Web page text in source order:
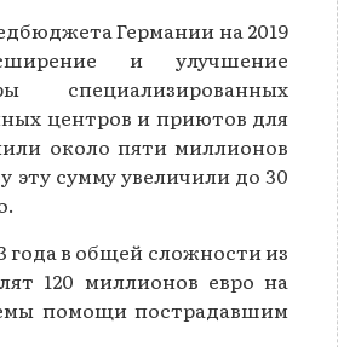
Германии на 2019
и улучшение
специализированных
центров и приютов для
около пяти миллионов
эту сумму увеличили до 30
года в общей сложности из
120 миллионов евро на
помощи пострадавшим